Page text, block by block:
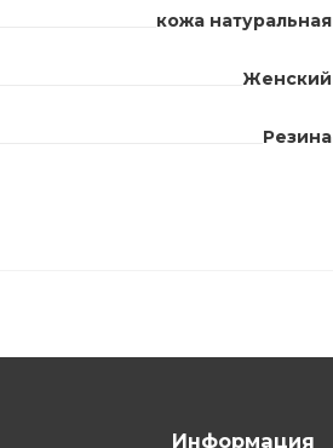
кожа натуральная
Женский
Резина
Информация